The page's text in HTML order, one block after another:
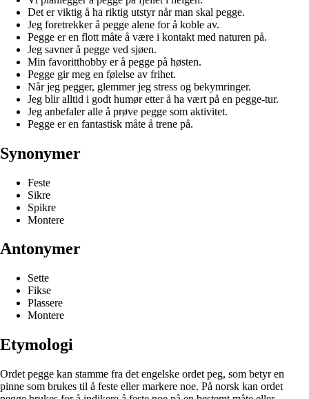
Det er viktig å ha riktig utstyr når man skal pegge.
Jeg foretrekker å pegge alene for å koble av.
Pegge er en flott måte å være i kontakt med naturen på.
Jeg savner å pegge ved sjøen.
Min favoritthobby er å pegge på høsten.
Pegge gir meg en følelse av frihet.
Når jeg pegger, glemmer jeg stress og bekymringer.
Jeg blir alltid i godt humør etter å ha vært på en pegge-tur.
Jeg anbefaler alle å prøve pegge som aktivitet.
Pegge er en fantastisk måte å trene på.
Synonymer
Feste
Sikre
Spikre
Montere
Antonymer
Sette
Fikse
Plassere
Montere
Etymologi
Ordet pegge kan stamme fra det engelske ordet peg, som betyr en
pinne som brukes til å feste eller markere noe. På norsk kan ordet